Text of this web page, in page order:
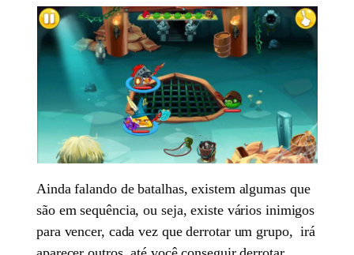
Ainda falando de batalhas, existem algumas que
são em sequência, ou seja, existe vários inimigos
para vencer, cada vez que derrotar um grupo, irá